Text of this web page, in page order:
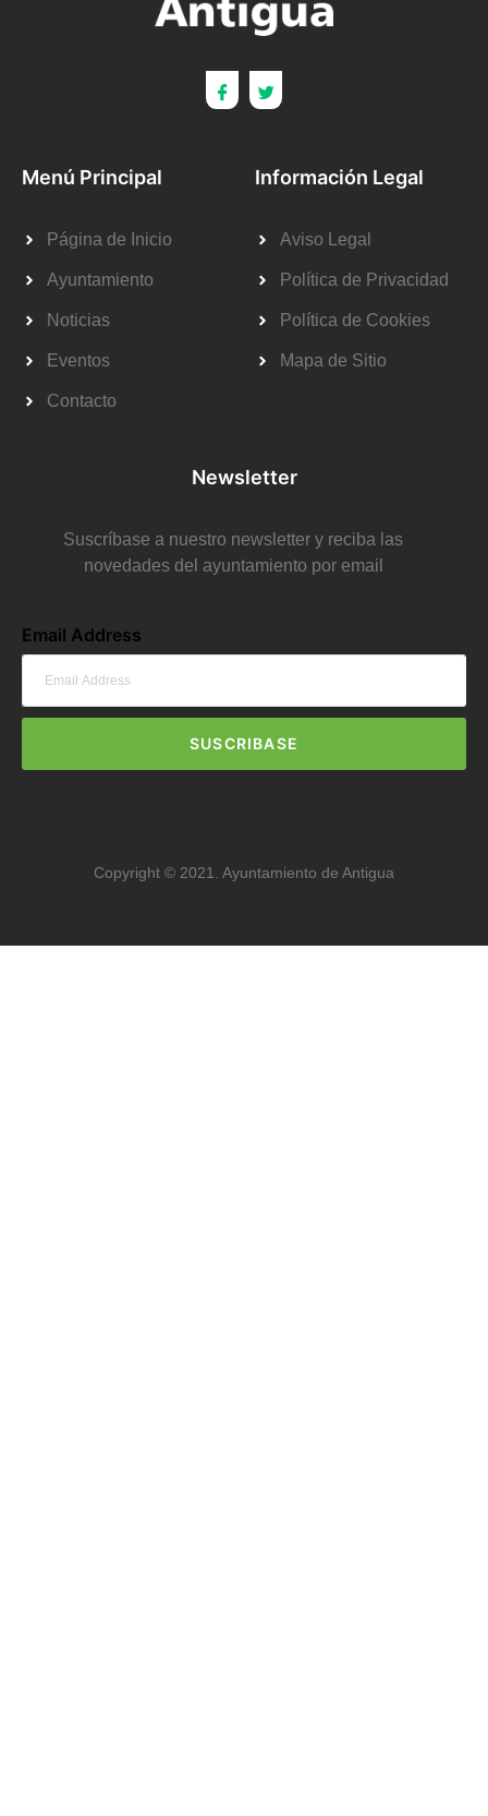
Menú Principal
Página de Inicio
Ayuntamiento
Noticias
Eventos
Contacto
Información Legal
Aviso Legal
Política de Privacidad
Política de Cookies
Mapa de Sitio
Newsletter
Suscríbase a nuestro newsletter y reciba las
novedades del ayuntamiento por email
Email Address
SUSCRIBASE
Copyright © 2021. Ayuntamiento de Antigua